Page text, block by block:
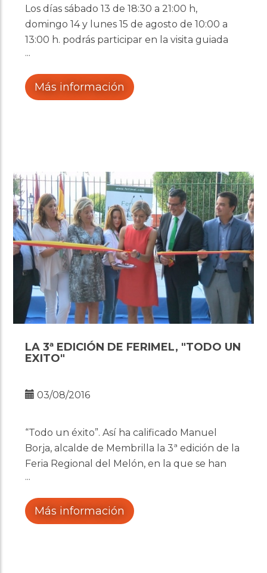
Los días sábado 13 de 18:30 a 21:00 h,
domingo 14 y lunes 15 de agosto de 10:00 a
13:00 h. podrás participar en la visita guiada
por el interior del convento.
Más información
LA 3ª EDICIÓN DE FERIMEL, "TODO UN
EXITO"
03/08/2016
“Todo un éxito”. Así ha calificado Manuel
Borja, alcalde de Membrilla la 3ª edición de la
Feria Regional del Melón, en la que se han
registrado en torno a 60.000 visitantes.
Más información